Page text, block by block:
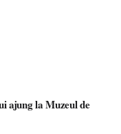
ajung la Muzeul de